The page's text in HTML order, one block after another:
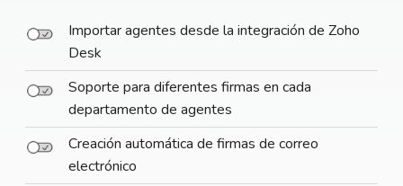
Importar agentes desde la integración de Zoho
Desk
Soporte para diferentes firmas en cada
departamento de agentes
Creación automática de firmas de correo
electrónico